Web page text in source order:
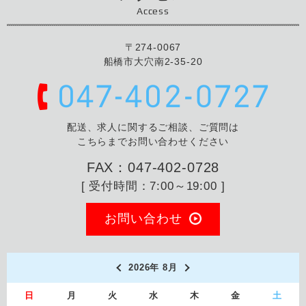
Access
〒274-0067
船橋市大穴南2-35-20
配送、求人に関するご相談、ご質問は
こちらまでお問い合わせください
FAX：047-402-0728
[ 受付時間：7:00～19:00 ]
お問い合わせ
2026年 8月
日 月 火 水 木 金 土